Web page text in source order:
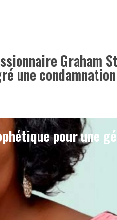
Graham
une
pour une